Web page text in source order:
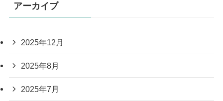
アーカイブ
2025年12月
2025年8月
2025年7月